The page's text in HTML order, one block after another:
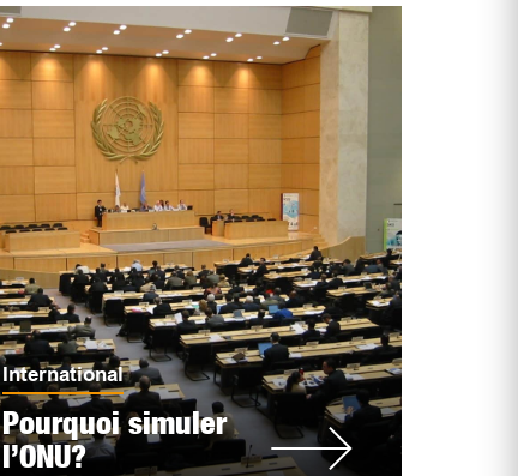
International
Pourquoi simuler
l’ONU?